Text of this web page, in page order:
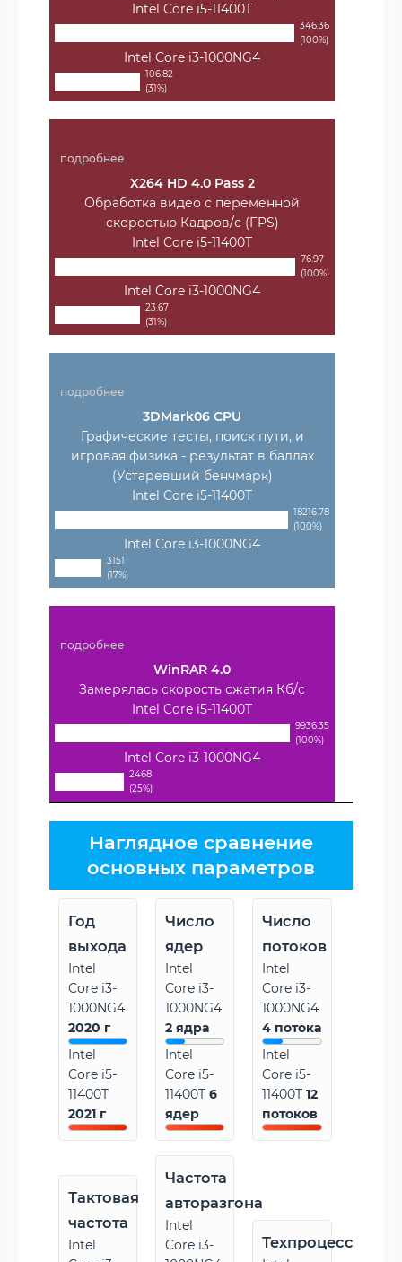
Intel Core i5-11400T
346.36
(100%)
Intel Core i3-1000NG4
106.82
(31%)
подробнее
X264 HD 4.0 Pass 2
Обработка видео с переменной
скоростью Кадров/с (FPS)
Intel Core i5-11400T
76.97
(100%)
Intel Core i3-1000NG4
23.67
(31%)
подробнее
3DMark06 CPU
Графические тесты, поиск пути, и
игровая физика - результат в баллах
(Устаревший бенчмарк)
Intel Core i5-11400T
18216.78
(100%)
Intel Core i3-1000NG4
3151
(17%)
подробнее
WinRAR 4.0
Замерялась скорость сжатия Кб/с
Intel Core i5-11400T
9936.35
(100%)
Intel Core i3-1000NG4
2468
(25%)
Наглядное сравнение
основных параметров
Год
выхода
Intel
Core i3-
1000NG4
2020 г
Intel
Core i5-
11400T
2021 г
Число
ядер
Intel
Core i3-
1000NG4
2 ядра
Intel
Core i5-
11400T6
ядер
Число
потоков
Intel
Core i3-
1000NG4
4 потока
Intel
Core i5-
11400T12
потоков
Тактовая
частота
Intel
Частота
авторазгона
Intel
Core i3-
Техпроцесс